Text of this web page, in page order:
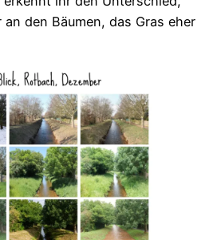
den Bäumen, das Gras eher